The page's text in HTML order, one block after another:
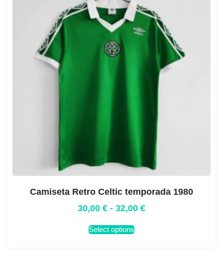
Camiseta Retro Celtic temporada 1980
30,00 € - 32,00 €
Select options